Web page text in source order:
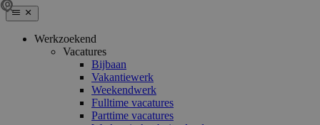
Werkzoekend
Vacatures
Bijbaan
Vakantiewerk
Weekendwerk
Fulltime vacatures
Parttime vacatures